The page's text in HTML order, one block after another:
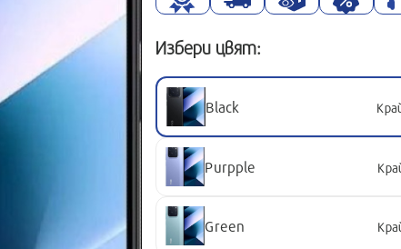
Избери цвят:
Black
Purpple
Green